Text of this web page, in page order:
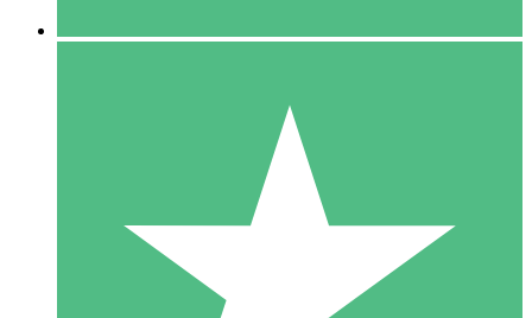
10 Téléchargements
20 00